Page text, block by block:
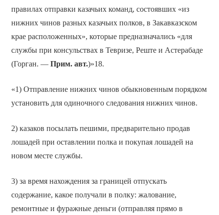
правилах отправки казачьих команд, состоявших «из
нижних чинов разных казачьих полков, в Закавказском
крае расположенных», которые предназначались «для
службы при консульствах в Тевризе, Реште и Астерабаде
(Горган. — Прим. авт.)»18.
«1) Отправление нижних чинов обыкновенным порядком
установить для одиночного следования нижних чинов.
2) казаков посылать пешими, предварительно продав
лошадей при оставлении полка и покупая лошадей на
новом месте службы.
3) за время нахождения за границей отпускать
содержание, какое получали в полку: жалование,
ремонтные и фуражные деньги (отправляя прямо в